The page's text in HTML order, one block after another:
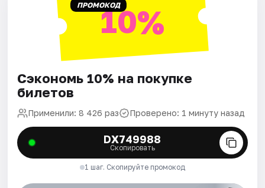
ПРОМОКОД10%
Сэкономь 10% на покупке
билетов
Применили: 8 426 раз Проверено: 1 минуту назад
DX749988
Скопировать
1 шаг. Скопируйте промокод